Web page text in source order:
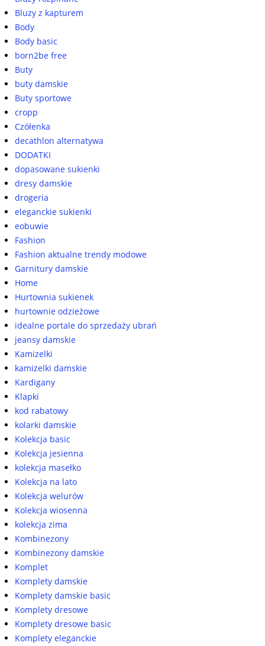
Bluzy z kapturem
Body
Body basic
born2be free
Buty
buty damskie
Buty sportowe
cropp
Czółenka
decathlon alternatywa
DODATKI
dopasowane sukienki
dresy damskie
drogeria
eleganckie sukienki
eobuwie
Fashion
Fashion aktualne trendy modowe
Garnitury damskie
Home
Hurtownia sukienek
hurtownie odzieżowe
idealne portale do sprzedaży ubrań
jeansy damskie
Kamizelki
kamizelki damskie
Kardigany
Klapki
kod rabatowy
kolarki damskie
Kolekcja basic
Kolekcja jesienna
kolekcja masełko
Kolekcja na lato
Kolekcja welurów
Kolekcja wiosenna
kolekcja zima
Kombinezony
Kombinezony damskie
Komplet
Komplety damskie
Komplety damskie basic
Komplety dresowe
Komplety dresowe basic
Komplety eleganckie